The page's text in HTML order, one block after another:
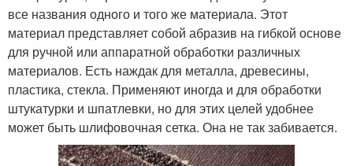
все названия одного и того же материала. Этот
материал представляет собой абразив на гибкой основе
для ручной или аппаратной обработки различных
материалов. Есть наждак для металла, древесины,
пластика, стекла. Применяют иногда и для обработки
штукатурки и шпатлевки, но для этих целей удобнее
может быть шлифовочная сетка. Она не так забивается.